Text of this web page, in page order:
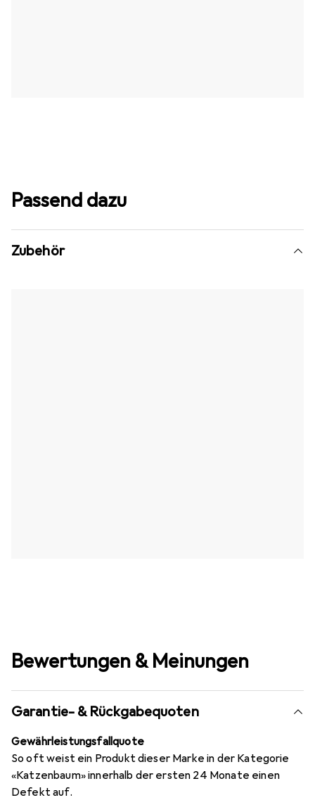
Passend dazu
Zubehör
Bewertungen & Meinungen
Garantie- & Rückgabequoten
Gewährleistungsfallquote
So oft weist ein Produkt dieser Marke in der Kategorie
«Katzenbaum» innerhalb der ersten 24 Monate einen
Defekt auf.